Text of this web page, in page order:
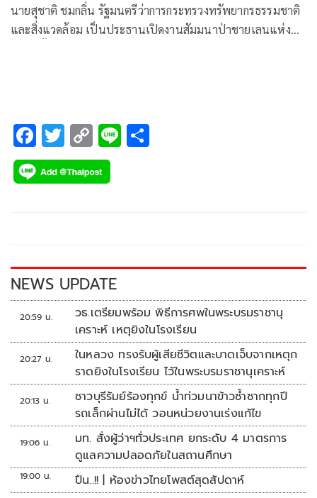
ของไทย
นายสุชาติ ชมกลิ่น รัฐมนตรีว่าการกระทรวงทรัพยากรธรรมชาติ
และสิ่งแวดล้อม เป็นประธานเปิดงานสัมมนาป่าชายเลนแห่ง
F
ac
e
k
T
wi
tt
C
o
p
k
Li
NEWS UPDATE
20:59 น.
วธ.เตรียมพร้อม พิธีการศพในพระบรมราชานุ
เคราะห์ เหตุยิงในโรงเรียน
20:27 น.
ในหลวง ทรงรับผู้เสียชีวิตและบาดเจ็บจากเหตุก
ราดยิงในโรงเรียน ไว้ในพระบรมราชานุเคราะห์
20:13 น.
ชาวบุรีรัมย์ร้องทุกข์ น้ำท่วมนาข้าวซ้ำซากทุกปี
รถเล็กผ่านไม่ได้ วอนหน่วยงานเร่งแก้ไข
19:06 น.
มท. สั่งผู้ว่าฯทั่วประเทศ ยกระดับ 4 มาตรการ
ดูแลความปลอดภัยในสถานศึกษา
19:00 น. ปืน..!! | ห้องข่าวไทยโพสต์สุดสัปดาห์